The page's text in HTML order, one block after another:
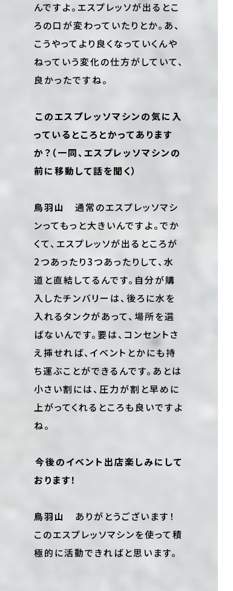
んですよ。エスプレッソが出るとこ
ろの口が変わっていたりとか。あ、
こうやってより良くなっていくんや
ねっていう変化の仕方がしていて、
良かったですね。
――このエスプレッソマシンの気に入
っているところとかってあります
か？（一同、エスプレッソマシンの
前に移動して話を聞く）
鳥羽山
通常のエスプレッソマシ
ンってもっと大きいんですよ。でか
くて、エスプレッソが出るところが
2つあったり3つあったりして、水
道と直結してるんです。自分が購
入したチンバリーは、後ろに水を
入れるタンクがあって、場所を選
ばないんです。要は、コンセントさ
え挿せれば、イベントとかにも持
ち運ぶことができるんです。あとは
小さい割には、圧力が割と早めに
上がってくれるところも良いですよ
ね。
――今後のイベント出店楽しみにして
おります！
鳥羽山
ありがとうございます！
このエスプレッソマシンを使って積
極的に活動できればと思います。